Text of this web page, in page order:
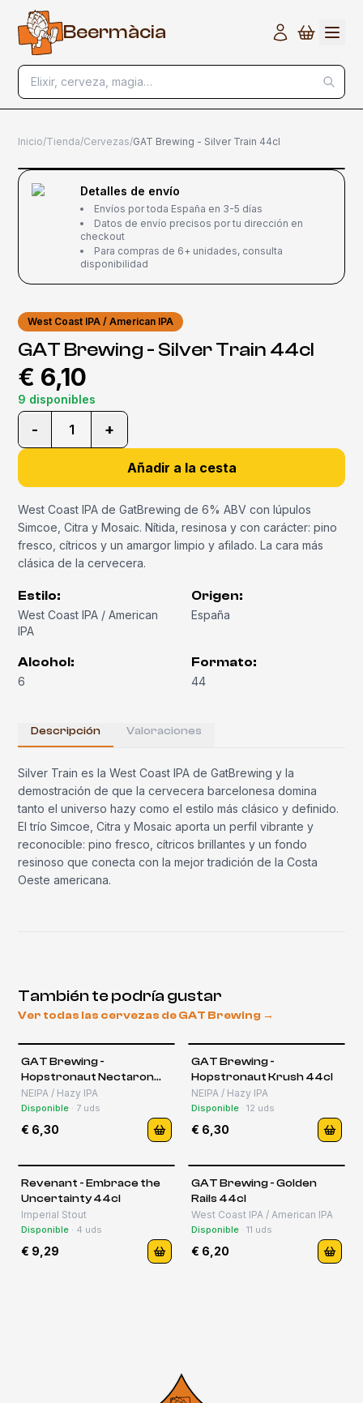
Beermàcia
Elixir, cerveza, magia…
Inicio/Tienda/Cervezas/GAT Brewing - Silver Train 44cl
Detalles de envío
Envíos por toda España en 3-5 días
Datos de envío precisos por tu dirección en
checkout
Para compras de 6+ unidades, consulta
disponibilidad
West Coast IPA / American IPA
GAT Brewing - Silver Train 44cl
€ 6,10
9 disponibles
- 1 +
Añadir a la cesta
West Coast IPA de GatBrewing de 6% ABV con lúpulos
Simcoe, Citra y Mosaic. Nítida, resinosa y con carácter: pino
fresco, cítricos y un amargor limpio y afilado. La cara más
clásica de la cervecera.
Estilo:
West Coast IPA / American
IPA
Origen:
España
Alcohol:
6
Formato:
44
Descripción Valoraciones
Silver Train es la West Coast IPA de GatBrewing y la
demostración de que la cervecera barcelonesa domina
tanto el universo hazy como el estilo más clásico y definido.
El trío Simcoe, Citra y Mosaic aporta un perfil vibrante y
reconocible: pino fresco, cítricos brillantes y un fondo
resinoso que conecta con la mejor tradición de la Costa
Oeste americana.
También te podría gustar
Ver todas las cervezas deGAT Brewing →
GAT Brewing -
Hopstronaut Nectaron
44cl
NEIPA / Hazy IPA
Disponible · 7 uds
€ 6,30
GAT Brewing -
Hopstronaut Krush 44cl
NEIPA / Hazy IPA
Disponible · 12 uds
€ 6,30
Revenant - Embrace the
Uncertainty 44cl
Imperial Stout
Disponible · 4 uds
€ 9,29
GAT Brewing - Golden
Rails 44cl
West Coast IPA / American IPA
Disponible · 11 uds
€ 6,20